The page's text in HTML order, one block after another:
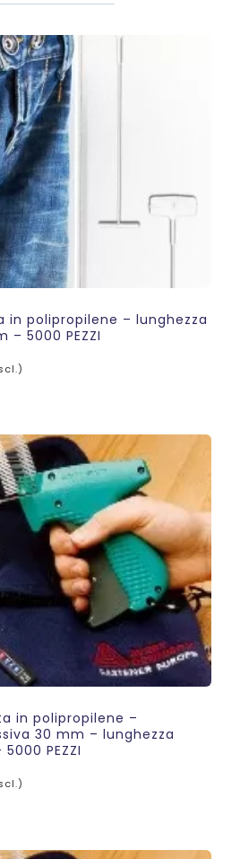
in polipropilene – lunghezza
5000 PEZZI
in polipropilene –
30 mm – lunghezza
PEZZI